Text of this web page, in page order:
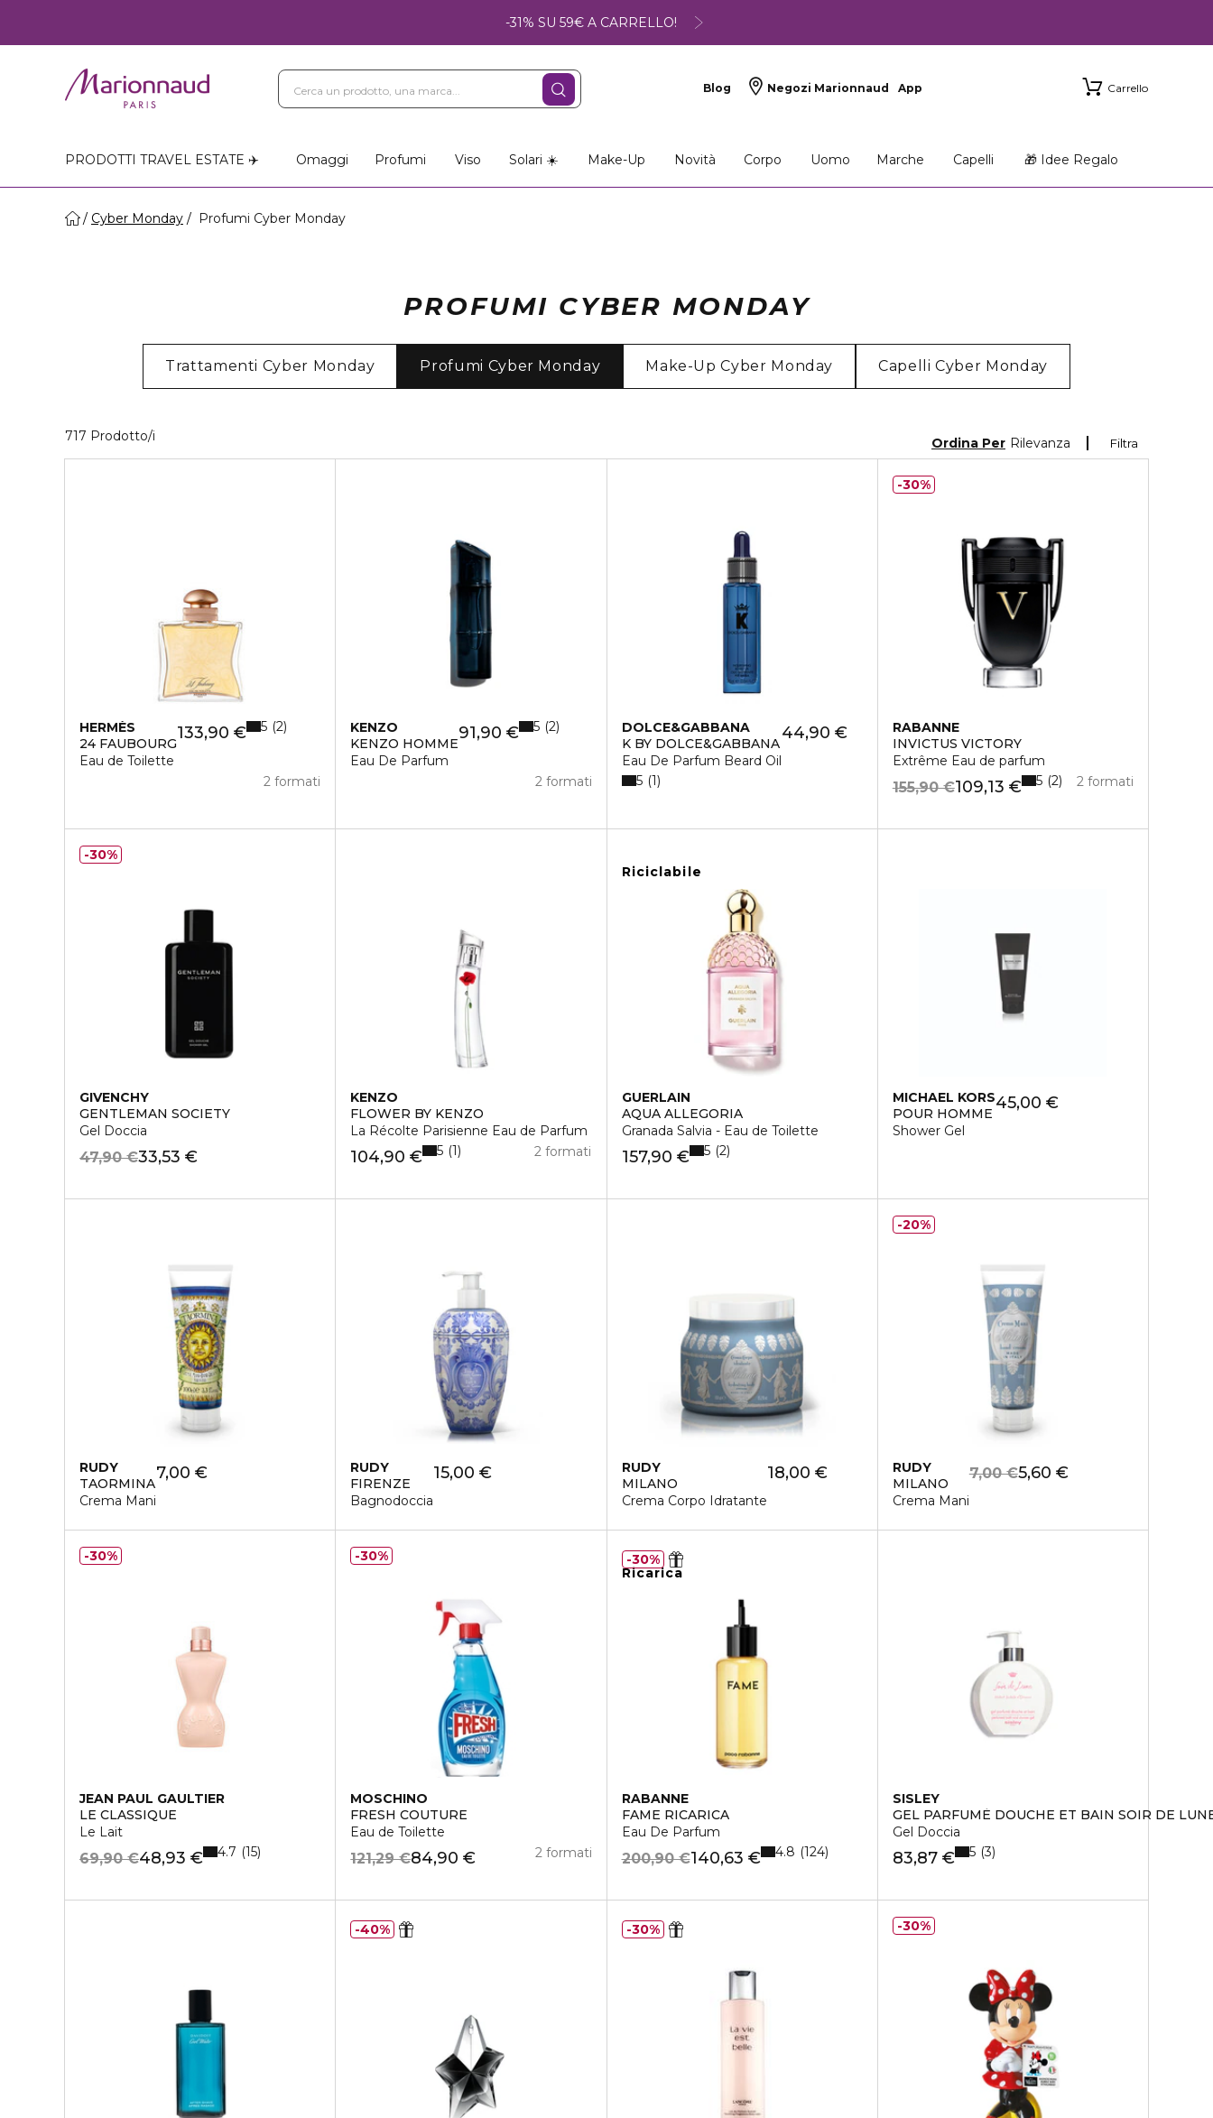
-31% SU 59€ A CARRELLO!
Blog Negozi Marionnaud App Carrello
PRODOTTI TRAVEL ESTATE ✈️ Omaggi Profumi Viso Solari ☀️ Make-Up Novità Corpo Uomo Marche Capelli 🎁 Idee Regalo
Cyber Monday Profumi Cyber Monday
PROFUMI CYBER MONDAY
Trattamenti Cyber Monday Profumi Cyber Monday Make-Up Cyber Monday Capelli Cyber Monday
717 Prodotto/i Filtra
Ordina Per Rilevanza
HERMÈS
24 FAUBOURG
Eau de Toilette
133,90 €
2 formati
5 2
KENZO
KENZO HOMME
Eau De Parfum
91,90 €
2 formati
5 2
DOLCE&GABBANA
K BY DOLCE&GABBANA
Eau De Parfum Beard Oil
44,90 €
5 1
RABANNE
INVICTUS VICTORY
Extrême Eau de parfum
109,13 €
155,90 € 2 formati
5 2
30%
GIVENCHY
GENTLEMAN SOCIETY
Gel Doccia
33,53 €
47,90 €
30%
KENZO
FLOWER BY KENZO
La Récolte Parisienne Eau de Parfum
104,90 € 2 formati
5 1
Riciclabile
GUERLAIN
AQUA ALLEGORIA
Granada Salvia - Eau de Toilette
157,90 € 5 2
MICHAEL KORS
POUR HOMME
Shower Gel
45,00 €
RUDY
TAORMINA
Crema Mani
7,00 €
RUDY
FIRENZE
Bagnodoccia
15,00 €
RUDY
MILANO
Crema Corpo Idratante
18,00 €
RUDY
MILANO
Crema Mani
5,60 €
7,00 €
20%
JEAN PAUL GAULTIER
LE CLASSIQUE
Le Lait
48,93 €
69,90 € 4.7 15
30%
MOSCHINO
FRESH COUTURE
Eau de Toilette
84,90 €
121,29 € 2 formati
30%
Ricarica
RABANNE
FAME RICARICA
Eau De Parfum
140,63 €
200,90 € 4.8 124
30%
SISLEY
GEL PARFUMÈ DOUCHE ET BAIN SOIR DE
Gel Doccia
83,87 € 5 3
40% 30% 30%